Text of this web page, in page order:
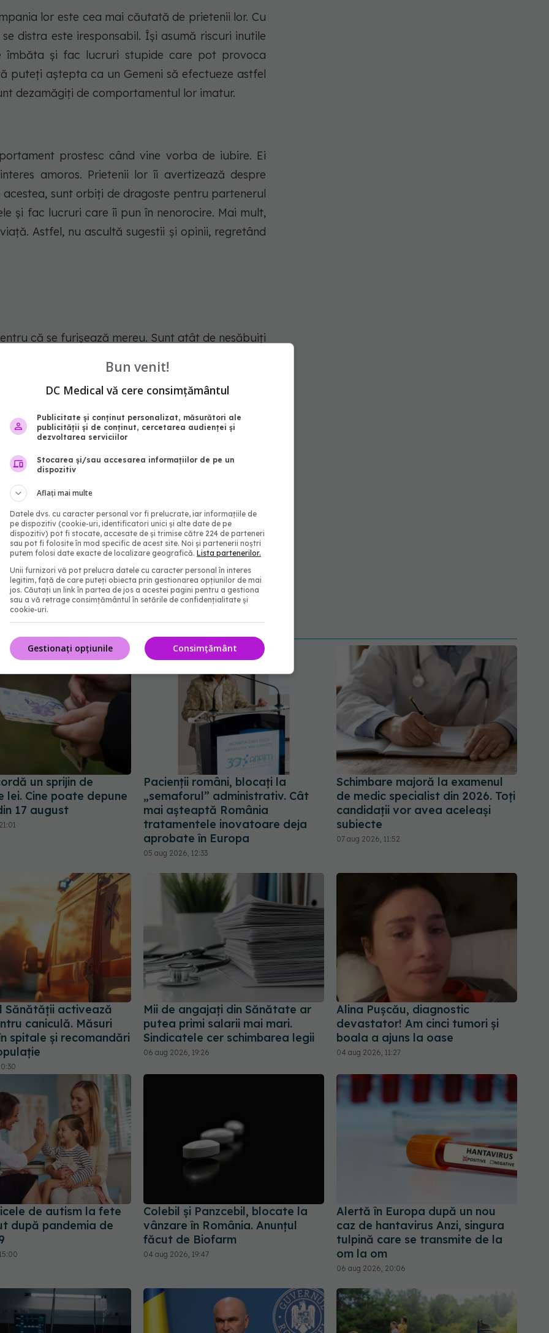
lor este cea mai căutată de prietenii lor. Cu
distra este iresponsabil. Își asumă riscuri inutile
îmbăta și fac lucruri stupide care pot provoca
puteți aștepta ca un Gemeni să efectueze astfel
dezamăgiți de comportamentul lor imatur.
prostesc când vine vorba de iubire. Ei
amoros. Prietenii lor îi avertizează despre
sunt orbiți de dragoste pentru partenerul
și fac lucruri care îi pun în nenorocire. Mai mult,
Astfel, nu ascultă sugestii și opinii, regretând
că se furișează mereu. Sunt atât de nesăbuiți
Da, aceasta este o aventură pentru ei, dar
Ce se întâmplă în continuare? Probleme,
decât iresponsabil. Se îndrăgostesc repede fără
când vor, fără discernământ.Nativii din Pești
rezultate ale acțiunilor lor. Ce se întâmplă dacă
Niciodată nu sunt pregătiți pentru cel mai
în viitor.
astre imatur semne zodiacale
un sprijin de
lei. Cine poate depune
17 august
Pacienții români, blocați la
„semaforul” administrativ. Cât
mai așteaptă România
tratamentele inovatoare deja
aprobate în Europa
05 aug 2026, 12:33
Schimbare majoră la examenul
de medic specialist din 2026. Toți
candidații vor avea aceleași
subiecte
07 aug 2026, 11:52
Sănătății activează
caniculă. Măsuri
spitale și recomandări
Mii de angajați din Sănătate ar
putea primi salarii mai mari.
Sindicatele cer schimbarea legii
06 aug 2026, 19:26
Alina Pușcău, diagnostic
devastator! Am cinci tumori și
boala a ajuns la oase
04 aug 2026, 11:27
de autism la fete
după pandemia de
Colebil și Panzcebil, blocate la
vânzare în România. Anunțul
făcut de Biofarm
04 aug 2026, 19:47
Alertă în Europa după un nou
caz de hantavirus Anzi, singura
tulpină care se transmite de la
om la om
06 aug 2026, 20:06
Bun venit!
DC Medical vă cere consimțământul
Publicitate și conținut personalizat, măsurători ale
publicității și de conținut, cercetarea audienței și
dezvoltarea serviciilor
Stocarea și/sau accesarea informațiilor de pe un
dispozitiv
Aflați mai multe
Datele dvs. cu caracter personal vor fi prelucrate, iar informațiile de
pe dispozitiv (cookie-uri, identificatori unici și alte date de pe
dispozitiv) pot fi stocate, accesate de și trimise către 224 de parteneri
sau pot fi folosite în mod specific de acest site. Noi și partenerii noștri
putem folosi date exacte de localizare geografică. Lista partenerilor.
Unii furnizori vă pot prelucra datele cu caracter personal în interes
legitim, față de care puteți obiecta prin gestionarea opțiunilor de mai
jos. Căutați un link în partea de jos a acestei pagini pentru a gestiona
sau a vă retrage consimțământul în setările de confidențialitate și
cookie-uri.
Consimțământ
Gestionați opțiunile